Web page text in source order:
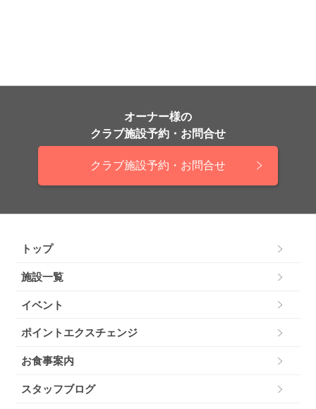
オーナー様の
クラブ施設予約・お問合せ
クラブ施設予約・お問合せ
トップ
施設一覧
イベント
ポイントエクスチェンジ
お食事案内
スタッフブログ